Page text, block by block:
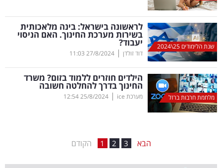
רכב
בריאות
תרבות
ופנאי
תיירות
המילון
שנת הלימודים 25\2024
לראשונה בישראל: בינה מלאכותית
בשירות מערכת החינוך. האם הניסוי
יעבוד?
דוד זולדן |
27/8/2024
11:03
מלחמת חרבות ברזל
הילדים חוזרים ללמוד בזום? משרד
החינוך בדרך להחלטה חשובה
מערכת ice |
25/8/2024
12:54
הקודם 1 2 3 הבא